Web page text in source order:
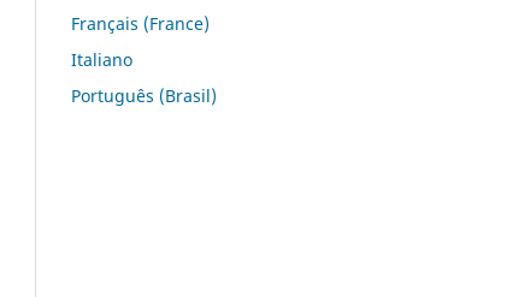
Français (France)
Italiano
Português (Brasil)